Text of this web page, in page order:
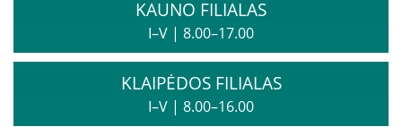
Biudžeto vykdymo ataskaitų rinkiniai
Finansinių ataskaitų rinkiniai
Tarnybiniai lengvieji automobiliai
Lėšos veiklai viešinti
Interneto svetainės atitikties paraiška
KAUNO FILIALAS
I–V | 8.00–17.00
KLAIPĖDOS FILIALAS
I–V | 8.00–16.00